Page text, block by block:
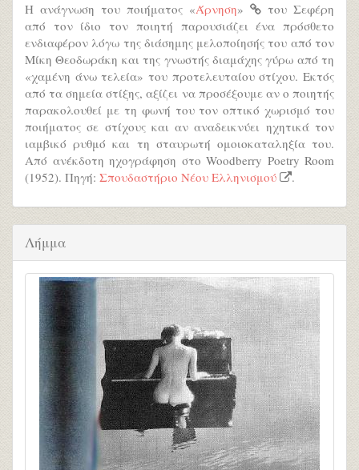
Η ανάγνωση του ποιήματος «Άρνηση»
του Σεφέρη
από τον ίδιο τον ποιητή παρουσιάζει ένα πρόσθετο
ενδιαφέρον λόγω της διάσημης μελοποίησής του από τον
Μίκη Θεοδωράκη και της γνωστής διαμάχης γύρω από τη
«χαμένη άνω τελεία» του προτελευταίου στίχου. Εκτός
από τα σημεία στίξης, αξίζει να προσέξουμε αν ο ποιητής
παρακολουθεί με τη φωνή του τον οπτικό χωρισμό του
ποιήματος σε στίχους και αν αναδεικνύει ηχητικά τον
ιαμβικό ρυθμό και τη σταυρωτή ομοιοκαταληξία του.
Από ανέκδοτη ηχογράφηση στο Woodberry Poetry Room
(1952). Πηγή: Σπουδαστήριο Νέου Ελληνισμού .
Λήμμα